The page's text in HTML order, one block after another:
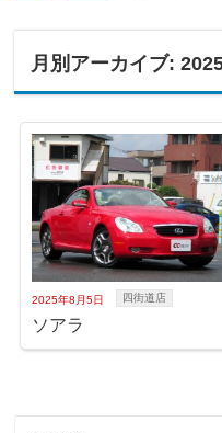
月別アーカイブ:
2025年8月5日 四街道店
ソアラ